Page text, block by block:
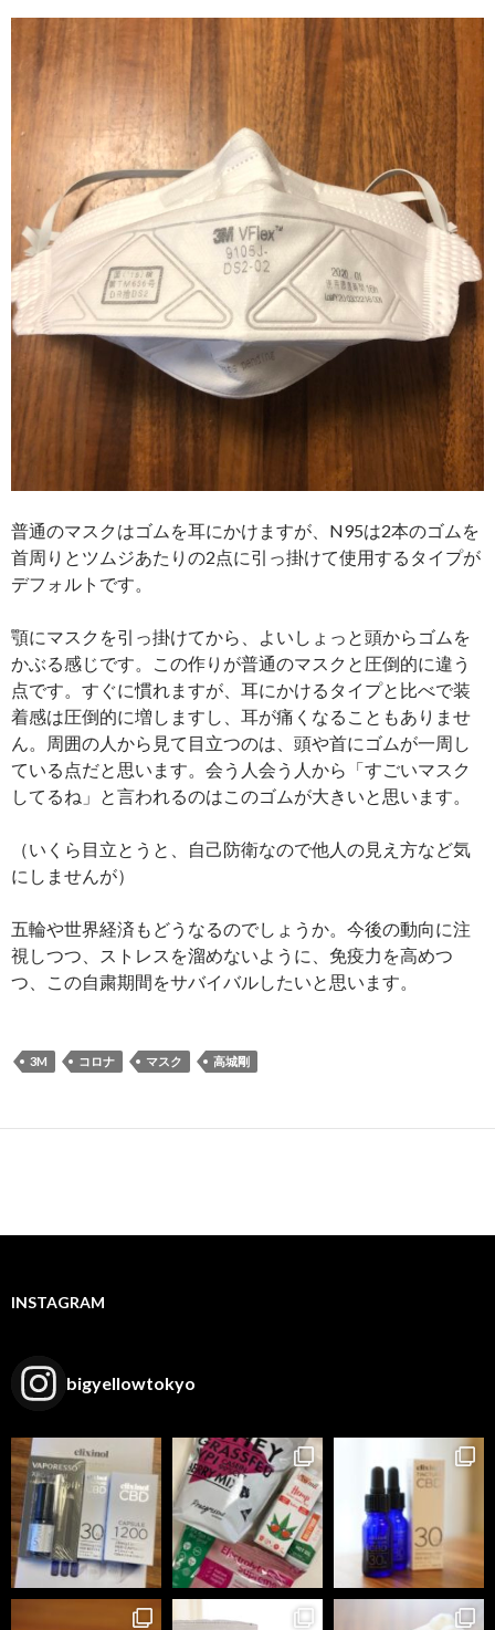
普通のマスクはゴムを耳にかけますが、N95は2本のゴムを
首周りとツムジあたりの2点に引っ掛けて使用するタイプが
デフォルトです。
顎にマスクを引っ掛けてから、よいしょっと頭からゴムを
かぶる感じです。この作りが普通のマスクと圧倒的に違う
点です。すぐに慣れますが、耳にかけるタイプと比べで装
着感は圧倒的に増しますし、耳が痛くなることもありませ
ん。周囲の人から見て目立つのは、頭や首にゴムが一周し
ている点だと思います。会う人会う人から「すごいマスク
してるね」と言われるのはこのゴムが大きいと思います。
（いくら目立とうと、自己防衛なので他人の見え方など気
にしませんが）
五輪や世界経済もどうなるのでしょうか。今後の動向に注
視しつつ、ストレスを溜めないように、免疫力を高めつ
つ、この自粛期間をサバイバルしたいと思います。
3M コロナ マスク 高城剛
INSTAGRAM
bigyellowtokyo